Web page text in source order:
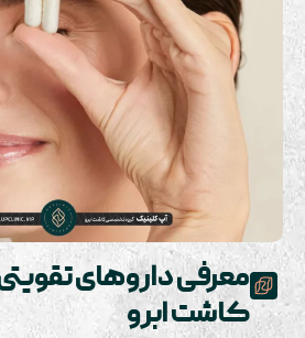
معرفی داروهای
کاشت ابرو